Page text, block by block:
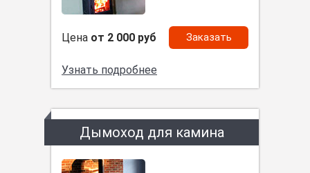
Цена от 2 000 руб Заказать
Узнать подробнее
Дымоход для камина